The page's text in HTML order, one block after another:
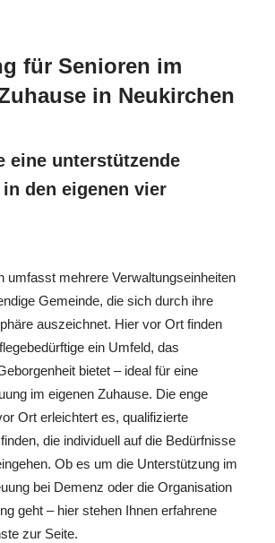
für Senioren im
in Neukirchen
eine unterstützende
den eigenen vier
umfasst mehrere Verwaltungseinheiten
Gemeinde, die sich durch ihre
auszeichnet. Hier vor Ort finden
ein Umfeld, das
bietet – ideal für eine
im eigenen Zuhause. Die enge
Ort erleichtert es, qualifizierte
die individuell auf die Bedürfnisse
Ob es um die Unterstützung im
bei Demenz oder die Organisation
geht – hier stehen Ihnen erfahrene
zur Seite.